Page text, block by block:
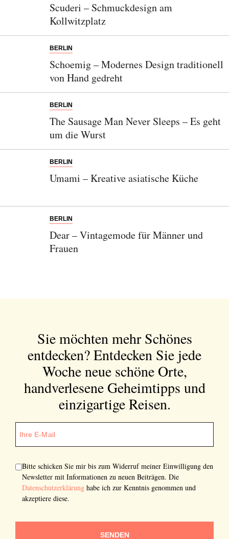
Scuderi – Schmuckdesign am
Kollwitzplatz
BERLIN
Schoemig – Modernes Design traditionell
von Hand gedreht
BERLIN
The Sausage Man Never Sleeps – Es geht
um die Wurst
BERLIN
Umami – Kreative asiatische Küche
BERLIN
Dear – Vintagemode für Männer und
Frauen
Sie möchten mehr Schönes
entdecken?Entdecken Sie jede
Woche neue schöne Orte,
handverlesene Geheimtipps und
einzigartige Reisen.
Bitte schicken Sie mir bis zum Widerruf meiner Einwilligung den
Newsletter mit Informationen zu neuen Beiträgen. Die
Datenschutzerklärung habe ich zur Kenntnis genommen und
akzeptiere diese.
SENDEN